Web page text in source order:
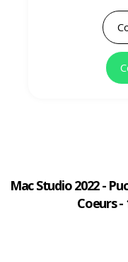
Mac Studio 2022 -
Coeurs -